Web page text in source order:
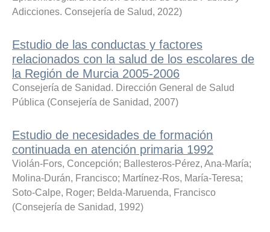
Adicciones. Consejería de Salud, 2022)
Estudio de las conductas y factores
relacionados con la salud de los escolares de
la Región de Murcia 2005-2006
Consejería de Sanidad. Dirección General de Salud
Pública (Consejería de Sanidad, 2007)
Estudio de necesidades de formación
continuada en atención primaria 1992
Violán-Fors, Concepción; Ballesteros-Pérez, Ana-María;
Molina-Durán, Francisco; Martínez-Ros, María-Teresa;
Soto-Calpe, Roger; Belda-Maruenda, Francisco
(Consejería de Sanidad, 1992)